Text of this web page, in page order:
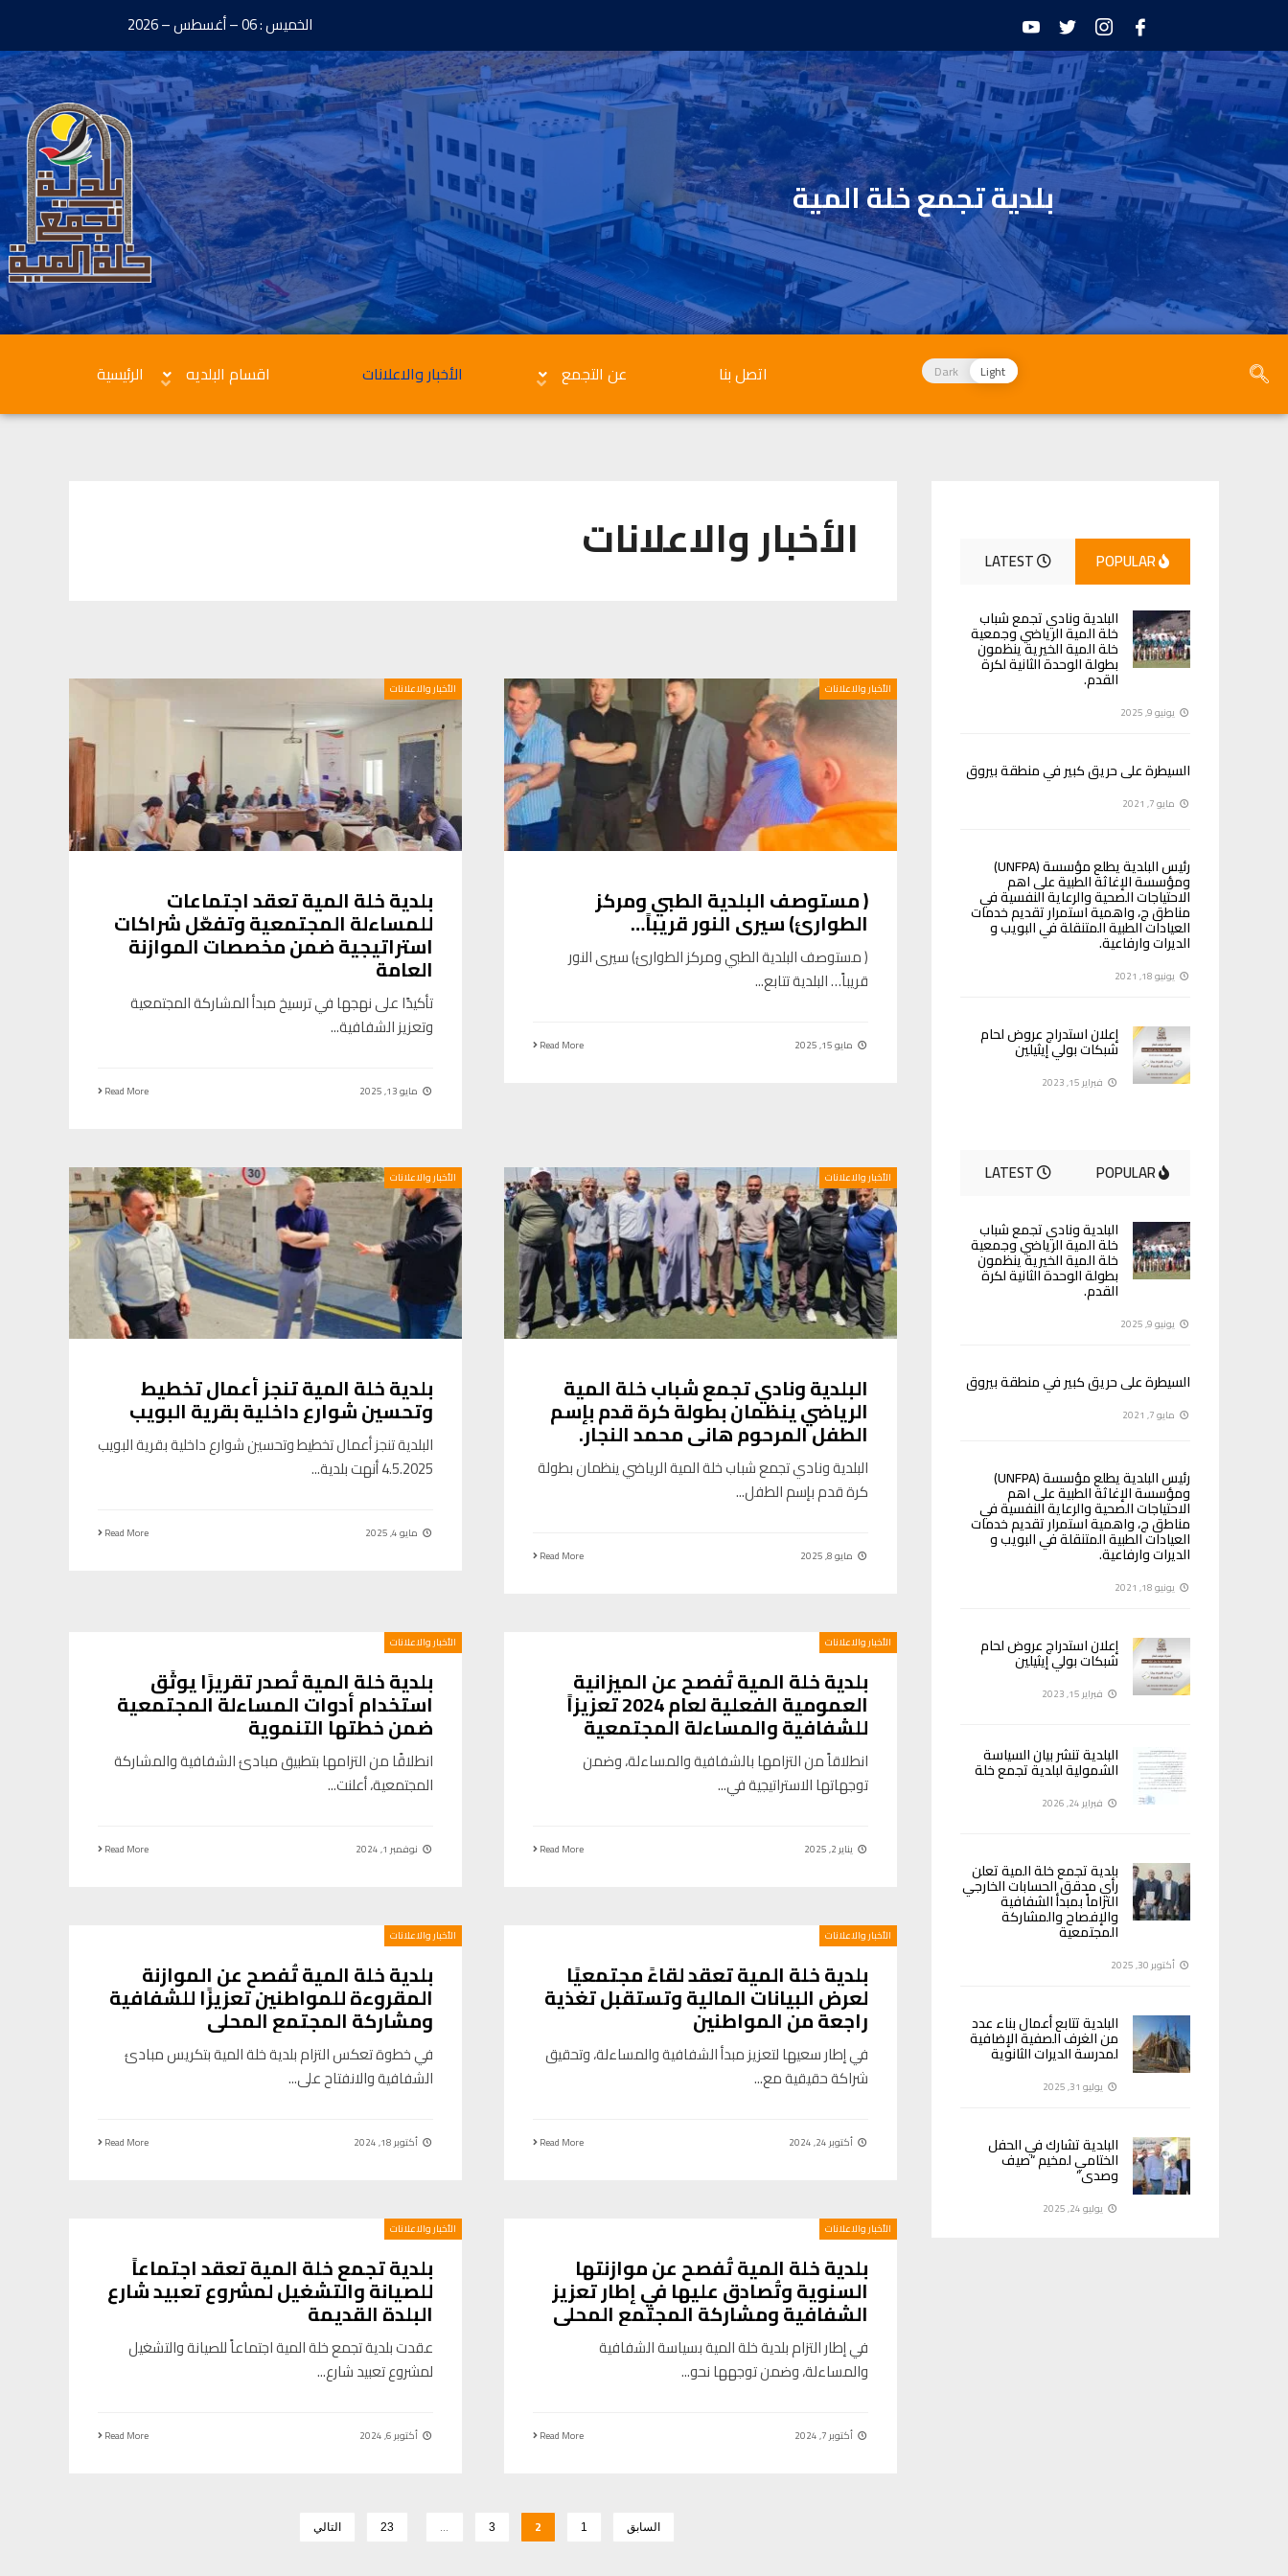
الخميس : 06 – أغسطس – 2026
بلدية تجمع خلة المية
Light
Dark اتصل بنا عن التجمع الأخبار والاعلانات اقسام البلديه الرئيسية
الأخبار والاعلانات
الأخبار والاعلانات
( مستوصف البلدية الطبي ومركز
الطوارئ) سيرى النور قريباً…
( مستوصف البلدية الطبي ومركز الطوارئ) سيرى النور
قريباً… البلدية تتابع...
مايو 15, 2025 Read More
الأخبار والاعلانات
بلدية خلة المية تعقد اجتماعات
للمساءلة المجتمعية وتفعّل شراكات
استراتيجية ضمن مخصصات الموازنة
العامة
تأكيدًا على نهجها في ترسيخ مبدأ المشاركة المجتمعية
وتعزيز الشفافية...
مايو 13, 2025 Read More
الأخبار والاعلانات
البلدية ونادي تجمع شباب خلة المية
الرياضي ينظمان بطولة كرة قدم بإسم
الطفل المرحوم هاني محمد النجار.
البلدية ونادي تجمع شباب خلة المية الرياضي ينظمان بطولة
كرة قدم بإسم الطفل...
مايو 8, 2025 Read More
الأخبار والاعلانات
بلدية خلة المية تنجز أعمال تخطيط
وتحسين شوارع داخلية بقرية البويب
البلدية تنجز أعمال تخطيط وتحسين شوارع داخلية بقرية البويب
4.5.2025 أنهت بلدية
...
مايو 4, 2025 Read More
الأخبار والاعلانات
بلدية خلة المية تُفصح عن الميزانية
العمومية الفعلية لعام 2024 تعزيزاً
للشفافية والمساءلة المجتمعية
انطلاقاً من التزامها بالشفافية والمساءلة، وضمن
توجهاتها الاستراتيجية في...
يناير 2, 2025 Read More
الأخبار والاعلانات
بلدية خلة المية تُصدر تقريرًا يوثّق
استخدام أدوات المساءلة المجتمعية
ضمن خطتها التنموية
انطلاقًا من التزامها بتطبيق مبادئ الشفافية والمشاركة
المجتمعية، أعلنت...
نوفمبر 1, 2024 Read More
الأخبار والاعلانات
بلدية خلة المية تعقد لقاءً مجتمعيًا
لعرض البيانات المالية وتستقبل تغذية
راجعة من المواطنين
في إطار سعيها لتعزيز مبدأ الشفافية والمساءلة، وتحقيق
شراكة حقيقية مع...
أكتوبر 24, 2024 Read More
الأخبار والاعلانات
بلدية خلة المية تُفصح عن الموازنة
المقروءة للمواطنين تعزيزًا للشفافية
ومشاركة المجتمع المحلي
في خطوة تعكس التزام بلدية خلة المية بتكريس مبادئ
الشفافية والانفتاح على...
أكتوبر 18, 2024 Read More
الأخبار والاعلانات
بلدية خلة المية تُفصح عن موازنتها
السنوية وتُصادق عليها في إطار تعزيز
الشفافية ومشاركة المجتمع المحلي
في إطار التزام بلدية خلة المية بسياسة الشفافية
والمساءلة، وضمن توجهها نحو...
أكتوبر 7, 2024 Read More
الأخبار والاعلانات
بلدية تجمع خلة المية تعقد اجتماعاً
للصيانة والتشغيل لمشروع تعبيد شارع
البلدة القديمة
عقدت بلدية تجمع خلة المية اجتماعاً للصيانة والتشغيل
لمشروع تعبيد شارع...
أكتوبر 6, 2024 Read More
السابق 1
2
3
…
23 التالي
البلدية ونادي تجمع شباب
خلة المية الرياضي وجمعية
خلة المية الخيرية ينظمون
بطولة الوحدة الثانية لكرة
القدم.
يونيو 9, 2025
السيطرة على حريق كبير في منطقة بيروق
مايو 7, 2021
رئيس البلدية يطلع مؤسسة (UNFPA)
ومؤسسة الإغاثة الطبية على اهم
الاحتياجات الصحية والرعاية النفسية في
مناطق ج، واهمية استمرار تقديم خدمات
العيادات الطبية المتنقلة في البويب و
الديرات وارفاعية.
يونيو 18, 2021
إعلان استدراج عروض لحام
شبكات بولي إيثيلين
فبراير 15, 2023
البلدية ونادي تجمع شباب
خلة المية الرياضي وجمعية
خلة المية الخيرية ينظمون
بطولة الوحدة الثانية لكرة
القدم.
يونيو 9, 2025
السيطرة على حريق كبير في منطقة بيروق
مايو 7, 2021
رئيس البلدية يطلع مؤسسة (UNFPA)
ومؤسسة الإغاثة الطبية على اهم
الاحتياجات الصحية والرعاية النفسية في
مناطق ج، واهمية استمرار تقديم خدمات
العيادات الطبية المتنقلة في البويب و
الديرات وارفاعية.
يونيو 18, 2021
إعلان استدراج عروض لحام
شبكات بولي إيثيلين
فبراير 15, 2023
البلدية تنشر بيان السياسة
الشمولية لبلدية تجمع خلة
فبراير 24, 2026
بلدية تجمع خلة المية تعلن
رأي مدقق الحسابات الخارجي
التزاماً بمبدأ الشفافية
والإفصاح والمشاركة
المجتمعية
أكتوبر 30, 2025
البلدية تتابع أعمال بناء عدد
من الغرف الصفية الإضافية
لمدرسة الديرات الثانوية
يوليو 31, 2025
البلدية تشارك في الحفل
الختامي لمخيم “صيف
وصدى”
يوليو 24, 2025